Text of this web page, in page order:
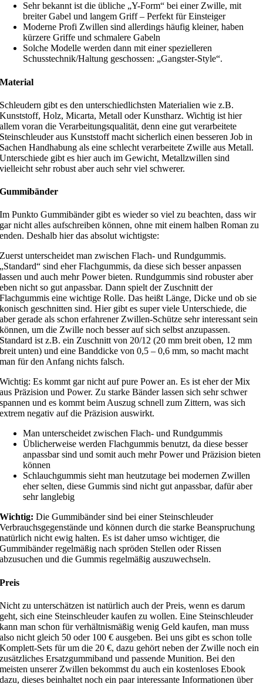
Sehr bekannt ist die übliche „Y-Form“ bei einer Zwille, mit
breiter Gabel und langem Griff – Perfekt für Einsteiger
Moderne Profi Zwillen sind allerdings häufig kleiner, haben
kürzere Griffe und schmalere Gabeln
Solche Modelle werden dann mit einer spezielleren
Schusstechnik/Haltung geschossen: „Gangster-Style“.
Material
Schleudern gibt es den unterschiedlichsten Materialien wie z.B.
Kunststoff, Holz, Micarta, Metall oder Kunstharz. Wichtig ist hier
allem voran die Verarbeitungsqualität, denn eine gut verarbeitete
Steinschleuder aus Kunststoff macht sicherlich einen besseren Job in
Sachen Handhabung als eine schlecht verarbeitete Zwille aus Metall.
Unterschiede gibt es hier auch im Gewicht, Metallzwillen sind
vielleicht sehr robust aber auch sehr viel schwerer.
Gummibänder
Im Punkto Gummibänder gibt es wieder so viel zu beachten, dass wir
gar nicht alles aufschreiben können, ohne mit einem halben Roman zu
enden. Deshalb hier das absolut wichtigste:
Zuerst unterscheidet man zwischen Flach- und Rundgummis.
„Standard“ sind eher Flachgummis, da diese sich besser anpassen
lassen und auch mehr Power bieten. Rundgummis sind robuster aber
eben nicht so gut anpassbar. Dann spielt der Zuschnitt der
Flachgummis eine wichtige Rolle. Das heißt Länge, Dicke und ob sie
konisch geschnitten sind. Hier gibt es super viele Unterschiede, die
aber gerade als schon erfahrener Zwillen-Schütze sehr interessant sein
können, um die Zwille noch besser auf sich selbst anzupassen.
Standard ist z.B. ein Zuschnitt von 20/12 (20 mm breit oben, 12 mm
breit unten) und eine Banddicke von 0,5 – 0,6 mm, so macht macht
man für den Anfang nichts falsch.
Wichtig: Es kommt gar nicht auf pure Power an. Es ist eher der Mix
aus Präzision und Power. Zu starke Bänder lassen sich sehr schwer
spannen und es kommt beim Auszug schnell zum Zittern, was sich
extrem negativ auf die Präzision auswirkt.
Man unterscheidet zwischen Flach- und Rundgummis
Üblicherweise werden Flachgummis benutzt, da diese besser
anpassbar sind und somit auch mehr Power und Präzision bieten
können
Schlauchgummis sieht man heutzutage bei modernen Zwillen
eher selten, diese Gummis sind nicht gut anpassbar, dafür aber
sehr langlebig
Wichtig: Die Gummibänder sind bei einer Steinschleuder
Verbrauchsgegenstände und können durch die starke Beanspruchung
natürlich nicht ewig halten. Es ist daher umso wichtiger, die
Gummibänder regelmäßig nach spröden Stellen oder Rissen
abzusuchen und die Gummis regelmäßig auszuwechseln.
Preis
Nicht zu unterschätzen ist natürlich auch der Preis, wenn es darum
geht, sich eine Steinschleuder kaufen zu wollen. Eine Steinschleuder
kann man schon für verhältnismäßig wenig Geld kaufen, man muss
also nicht gleich 50 oder 100 € ausgeben. Bei uns gibt es schon tolle
Komplett-Sets für um die 20 €, dazu gehört neben der Zwille noch ein
zusätzliches Ersatzgummiband und passende Munition. Bei den
meisten unserer Zwillen bekommst du auch ein kostenloses Ebook
dazu, dieses beinhaltet noch ein paar interessante Informationen über